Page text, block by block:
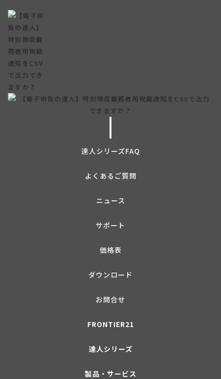
達人シリーズFAQ
よくあるご質問
ニュース
サポート
価格表
ダウンロード
お問合せ
FRONTIER21
達人シリーズ
製品・サービス
【電子申告の達人】特別徴収義務
者用税額通知をCSVで出力できま
すか？
達人シリーズよくあるお問い合わせ
1. 出力するメッセージのチェックボックスにチェッ